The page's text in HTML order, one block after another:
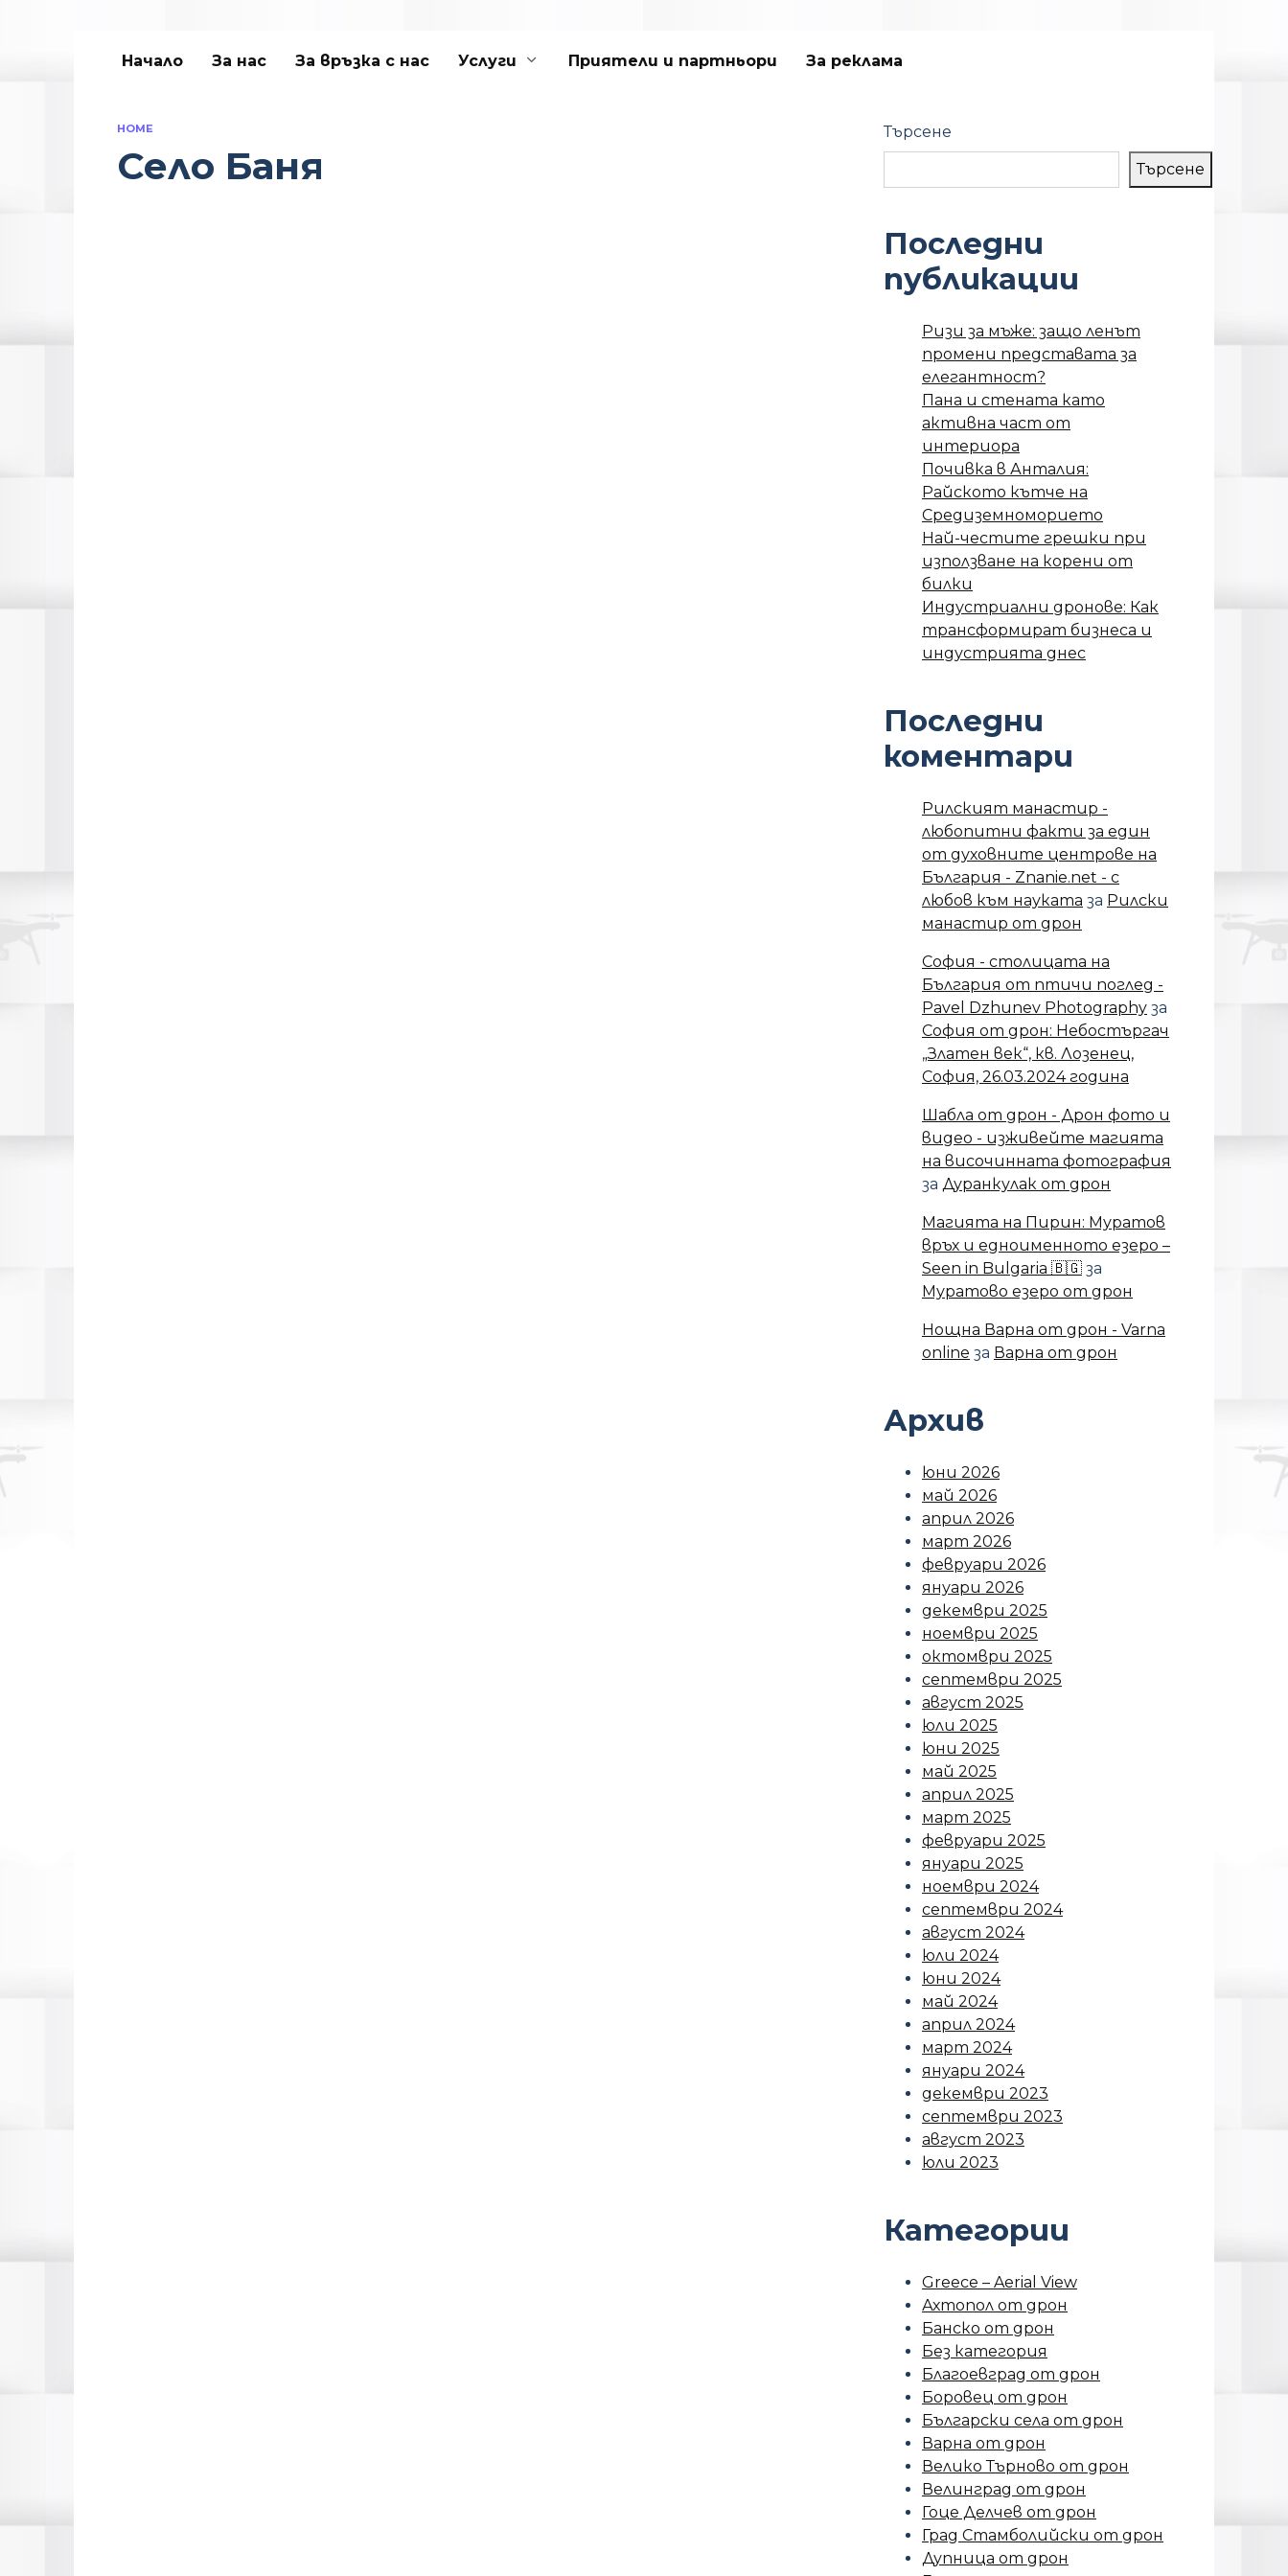
Начало За нас За връзка с нас Услуги Приятели и партньори За реклама
HOME
Село Баня
Търсене
Търсене
Последни
публикации
Ризи за мъже: защо ленът
промени представата за
елегантност?
Пана и стената като
активна част от
интериора
Почивка в Анталия:
Райското кътче на
Средиземноморието
Най-честите грешки при
използване на корени от
билки
Индустриални дронове: Как
трансформират бизнеса и
индустрията днес
Последни
коментари
Рилският манастир -
любопитни факти за един
от духовните центрове на
България - Znanie.net - с
любов към науката за Рилски
манастир от дрон
София - столицата на
България от птичи поглед -
Pavel Dzhunev Photography за
София от дрон: Небостъргач
„Златен век“, кв. Лозенец,
София, 26.03.2024 година
Шабла от дрон - Дрон фото и
видео - изживейте магията
на височинната фотография
за Дуранкулак от дрон
Магията на Пирин: Муратов
връх и едноименното езеро –
Seen in Bulgaria 🇧🇬 за
Муратово езеро от дрон
Нощна Варна от дрон - Varna
online за Варна от дрон
Архив
юни 2026
май 2026
април 2026
март 2026
февруари 2026
януари 2026
декември 2025
ноември 2025
октомври 2025
септември 2025
август 2025
юли 2025
юни 2025
май 2025
април 2025
март 2025
февруари 2025
януари 2025
ноември 2024
септември 2024
август 2024
юли 2024
юни 2024
май 2024
април 2024
март 2024
януари 2024
декември 2023
септември 2023
август 2023
юли 2023
Категории
Greece – Aerial View
Ахтопол от дрон
Банско от дрон
Без категория
Благоевград от дрон
Боровец от дрон
Български села от дрон
Варна от дрон
Велико Търново от дрон
Велинград от дрон
Гоце Делчев от дрон
Град Стамболийски от дрон
Дупница от дрон